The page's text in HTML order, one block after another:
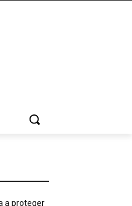
a proteger